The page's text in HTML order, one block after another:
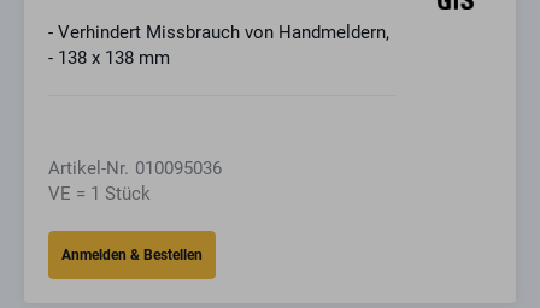
- Verhindert Missbrauch von Handmeldern,
- 138 x 138 mm
Artikel-Nr. 010095036
VE = 1 Stück